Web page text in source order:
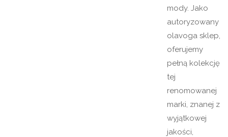
mody. Jako
autoryzowany
olavoga sklep,
oferujemy
pełną kolekcję
tej
renomowanej
marki, znanej z
wyjątkowej
jakości,